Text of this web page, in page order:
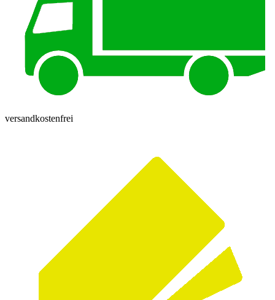
versandkostenfrei